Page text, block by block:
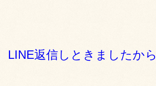
LINE返信しときましたから